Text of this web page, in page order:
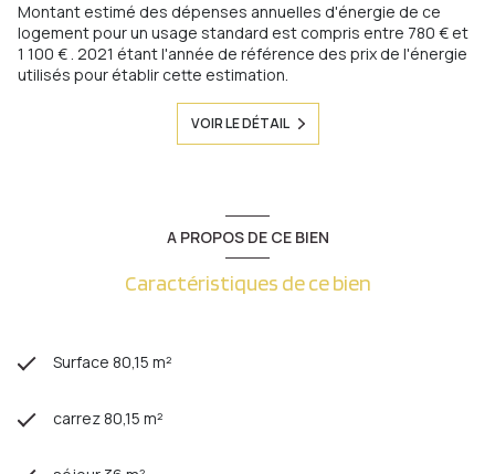
Montant estimé des dépenses annuelles d'énergie de ce
logement pour un usage standard est compris entre 780 € et
1 100 € . 2021 étant l'année de référence des prix de l'énergie
utilisés pour établir cette estimation.
VOIR LE DÉTAIL
A PROPOS DE CE BIEN
Caractéristiques de ce bien
Surface 80,15 m²
carrez 80,15 m²